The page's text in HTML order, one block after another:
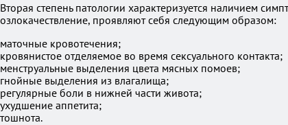
Вторая степень патологии характеризуется наличием
озлокачествление, проявляют себя следующим образом:
маточные кровотечения;
кровянистое отделяемое во время сексуального контакта;
менструальные выделения цвета мясных помоев;
гнойные выделения из влагалища;
регулярные боли в нижней части живота;
ухудшение аппетита;
тошнота.